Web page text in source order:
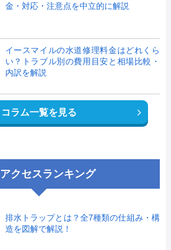
金・対応・注意点を中立的に解説
イースマイルの水道修理料金はどれくら
い？トラブル別の費用目安と相場比較・
内訳を解説
コラム一覧を見る
アクセスランキング
排水トラップとは？全7種類の仕組み・構
造を図解で解説！